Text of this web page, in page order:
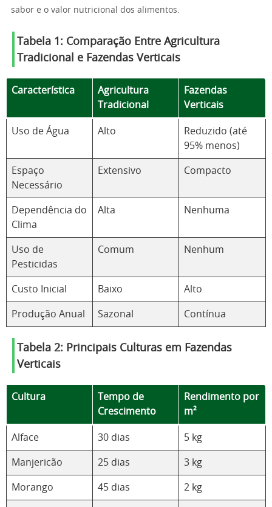
sabor e o valor nutricional dos alimentos.
Tabela 1: Comparação Entre Agricultura
Tradicional e Fazendas Verticais
Característica
Agricultura
Tradicional
Fazendas
Verticais
Uso de Água Alto
Reduzido (até
95% menos)
Espaço
Necessário
Extensivo Compacto
Dependência do
Clima
Alta Nenhuma
Uso de
Pesticidas
Comum Nenhum
Custo Inicial Baixo Alto
Produção Anual Sazonal Contínua
Tabela 2: Principais Culturas em Fazendas
Verticais
Cultura
Tempo de
Crescimento
Rendimento por
m²
Alface 30 dias 5 kg
Manjericão 25 dias 3 kg
Morango 45 dias 2 kg